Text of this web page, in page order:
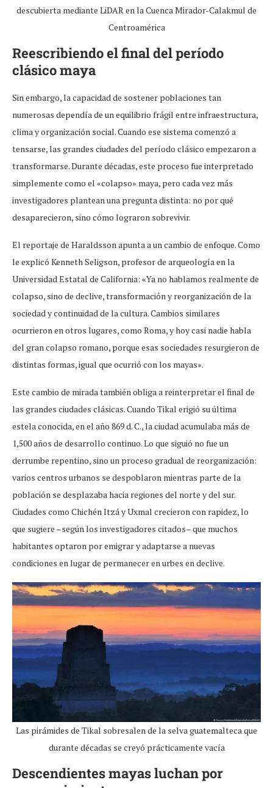
descubierta mediante LiDAR en la Cuenca Mirador-Calakmul de
Centroamérica
Reescribiendo el final del período
clásico maya
Sin embargo, la capacidad de sostener poblaciones tan
numerosas dependía de un equilibrio frágil entre infraestructura,
clima y organización social. Cuando ese sistema comenzó a
tensarse, las grandes ciudades del período clásico empezaron a
transformarse. Durante décadas, este proceso fue interpretado
simplemente como el «colapso» maya, pero cada vez más
investigadores plantean una pregunta distinta: no por qué
desaparecieron, sino cómo lograron sobrevivir.
El reportaje de Haraldsson apunta a un cambio de enfoque. Como
le explicó Kenneth Seligson, profesor de arqueología en la
Universidad Estatal de California: «Ya no hablamos realmente de
colapso, sino de declive, transformación y reorganización de la
sociedad y continuidad de la cultura. Cambios similares
ocurrieron en otros lugares, como Roma, y hoy casi nadie habla
del gran colapso romano, porque esas sociedades resurgieron de
distintas formas, igual que ocurrió con los mayas».
Este cambio de mirada también obliga a reinterpretar el final de
las grandes ciudades clásicas. Cuando Tikal erigió su última
estela conocida, en el año 869 d. C., la ciudad acumulaba más de
1,500 años de desarrollo continuo. Lo que siguió no fue un
derrumbe repentino, sino un proceso gradual de reorganización:
varios centros urbanos se despoblaron mientras parte de la
población se desplazaba hacia regiones del norte y del sur.
Ciudades como Chichén Itzá y Uxmal crecieron con rapidez, lo
que sugiere –según los investigadores citados– que muchos
habitantes optaron por emigrar y adaptarse a nuevas
condiciones en lugar de permanecer en urbes en declive.
Las pirámides de Tikal sobresalen de la selva guatemalteca que
durante décadas se creyó prácticamente vacía
Descendientes mayas luchan por